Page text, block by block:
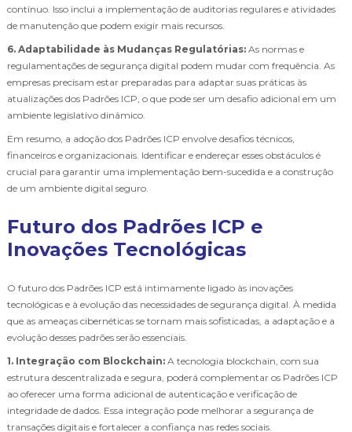
contínuo. Isso inclui a implementação de auditorias regulares e atividades
de manutenção que podem exigir mais recursos.
6. Adaptabilidade às Mudanças Regulatórias: As normas e
regulamentações de segurança digital podem mudar com frequência. As
empresas precisam estar preparadas para adaptar suas práticas às
atualizações dos Padrões ICP, o que pode ser um desafio adicional em um
ambiente legislativo dinâmico.
Em resumo, a adoção dos Padrões ICP envolve desafios técnicos,
financeiros e organizacionais. Identificar e endereçar esses obstáculos é
crucial para garantir uma implementação bem-sucedida e a construção
de um ambiente digital seguro.
Futuro dos Padrões ICP e
Inovações Tecnológicas
O futuro dos Padrões ICP está intimamente ligado às inovações
tecnológicas e à evolução das necessidades de segurança digital. À medida
que as ameaças cibernéticas se tornam mais sofisticadas, a adaptação e a
evolução desses padrões serão essenciais.
1. Integração com Blockchain: A tecnologia blockchain, com sua
estrutura descentralizada e segura, poderá complementar os Padrões ICP
ao oferecer uma forma adicional de autenticação e verificação de
integridade de dados. Essa integração pode melhorar a segurança de
transações digitais e fortalecer a confiança nas redes sociais.